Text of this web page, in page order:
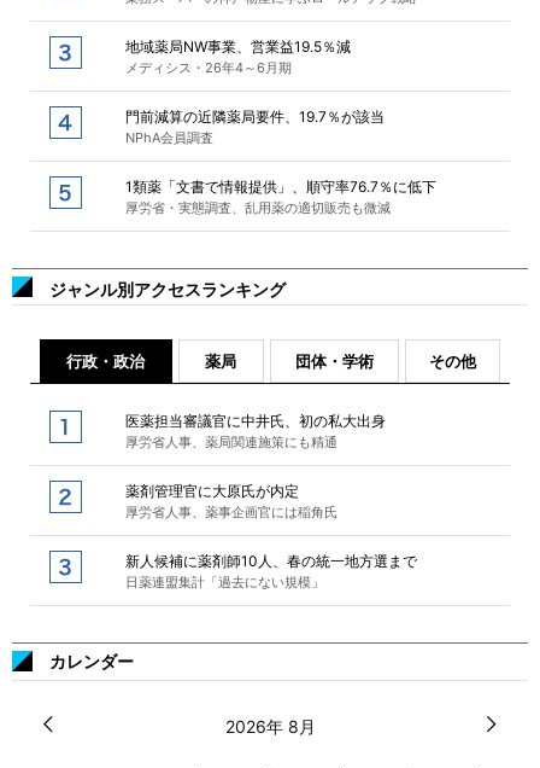
地域薬局NW事業、営業益19.5％減
メディシス・26年4～6月期
門前減算の近隣薬局要件、19.7％が該当
NPhA会員調査
1類薬「文書で情報提供」、順守率76.7％に低下
厚労省・実態調査、乱用薬の適切販売も微減
ジャンル別アクセスランキング
行政・政治 薬局 団体・学術 その他
医薬担当審議官に中井氏、初の私大出身
厚労省人事、薬局関連施策にも精通
薬剤管理官に大原氏が内定
厚労省人事、薬事企画官には稲角氏
新人候補に薬剤師10人、春の統一地方選まで
日薬連盟集計「過去にない規模」
カレンダー
2026年 8月